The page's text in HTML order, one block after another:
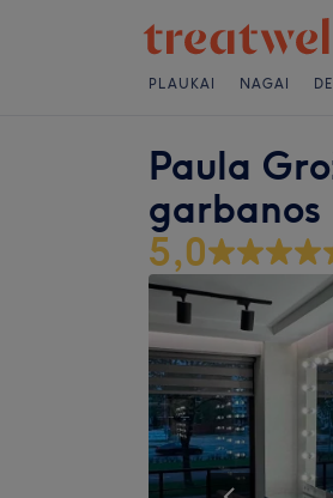
PLAUKAI NAGAI
Paula
5,0